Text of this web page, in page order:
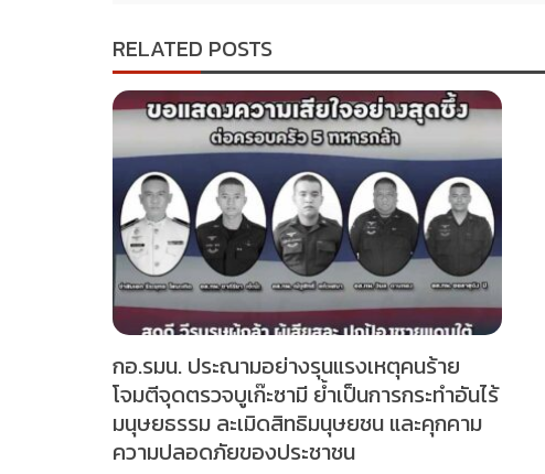
RELATED POSTS
กอ.รมน. ประณามอย่างรุนแรงเหตุคนร้าย
โจมตีจุดตรวจบูเก๊ะซามี ย้ำเป็นการกระทำอันไร้
มนุษยธรรม ละเมิดสิทธิมนุษยชน และคุกคาม
ความปลอดภัยของประชาชน